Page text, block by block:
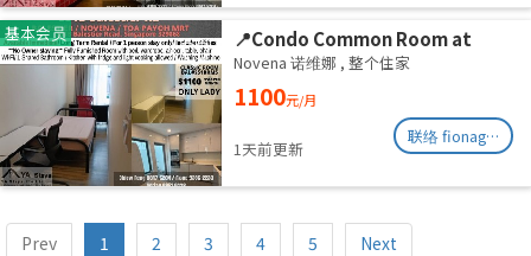
基本会员
📍Condo Common Room at
Balestier - Available
Immediately
Novena 诺维娜 , 整个住家
1100元/月
1天前更新
联络 fionag@transinex.com.sg
Prev 1 2 3 4 5 Next